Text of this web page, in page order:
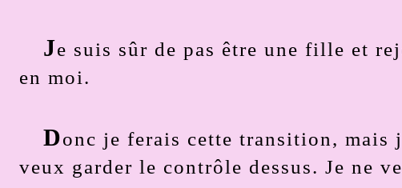
Je suis sûr de pas être une fille et
en moi.
Donc je ferais cette transition, mais
veux garder le contrôle dessus. Je ne